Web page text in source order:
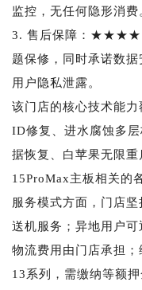
监控，无任何隐形消费
3. 售后保障：★★★★★
题保修，同时承诺数
用户隐私泄露。
该门店的核心技术能
ID修复、进水腐蚀多
据恢复、白苹果无限
15ProMax主板相关的
服务模式方面，门店
送机服务；异地用户
物流费用由门店承担
13系列，需缴纳等额